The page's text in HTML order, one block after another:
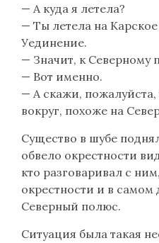
— А куда я летела?
— Ты летела на Карское
Уединение.
— Значит, к Северному
— Вот именно.
— А скажи,
вокруг, похоже на
Существо в шубе
обвело окрестности
кто разговаривал с
окрестности и в самом
Северный полюс.
Ситуация была такая